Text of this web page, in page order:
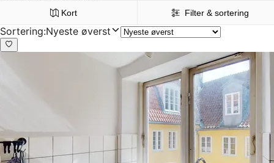
Kort Filter & sortering
Sortering:Nyeste øverst